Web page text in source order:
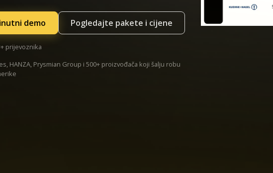
demo Pogledajte pakete i cijene
prijevoznika
HANZA, Prysmian Group i 500+ proizvođača koji šalju robu